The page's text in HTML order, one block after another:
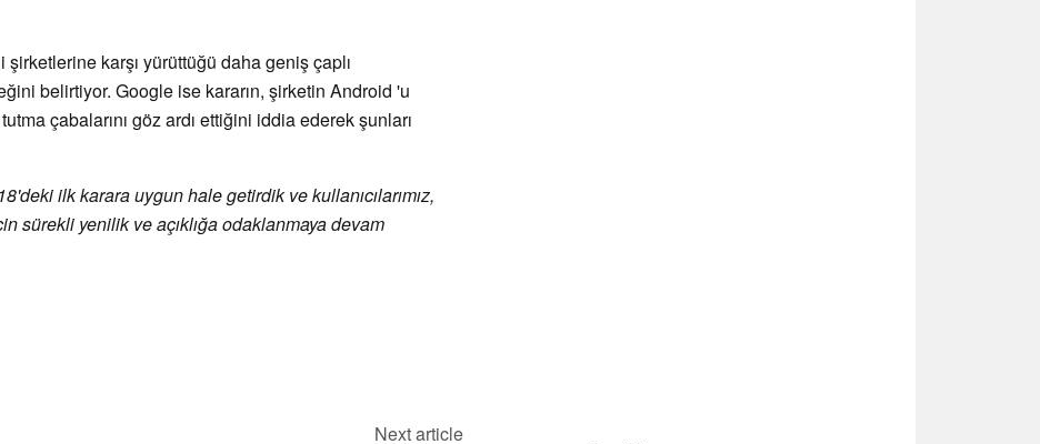
şirketlerine karşı yürüttüğü daha geniş çaplı
belirtiyor. Google ise kararın, şirketin Android 'u
çabalarını göz ardı ettiğini iddia ederek şunları
ilk karara uygun hale getirdik ve kullanıcılarımız,
sürekli yenilik ve açıklığa odaklanmaya devam
Next article